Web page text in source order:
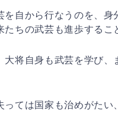
を自から行なうのを、
ちの武芸も進歩するこ
大将自身も武芸を学び
ては国家も治めがたい